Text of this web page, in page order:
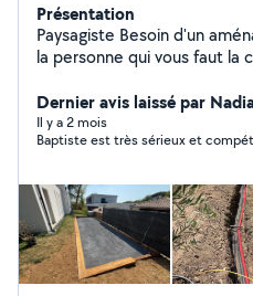
Présentation
Paysagiste Besoin d'un aménagement paysager, je suis
la personne qui vous faut
petit bricolage Et
Dernier avis laissé par
Il y a 2 mois
Baptiste est très sérieux et